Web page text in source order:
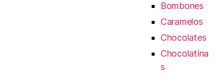
Bombones
Caramelos
Chocolates
Chocolatina
s